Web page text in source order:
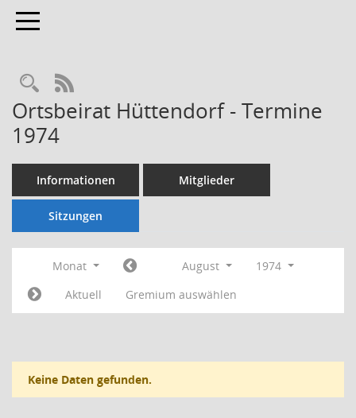
Toggle navigation
Rechercheauswahl
RSS-Feed
Ortsbeirat Hüttendorf - Termine
1974
Informationen Mitglieder
Sitzungen
Monat August
1974
Aktuell
Gremium auswählen
Keine Daten gefunden.